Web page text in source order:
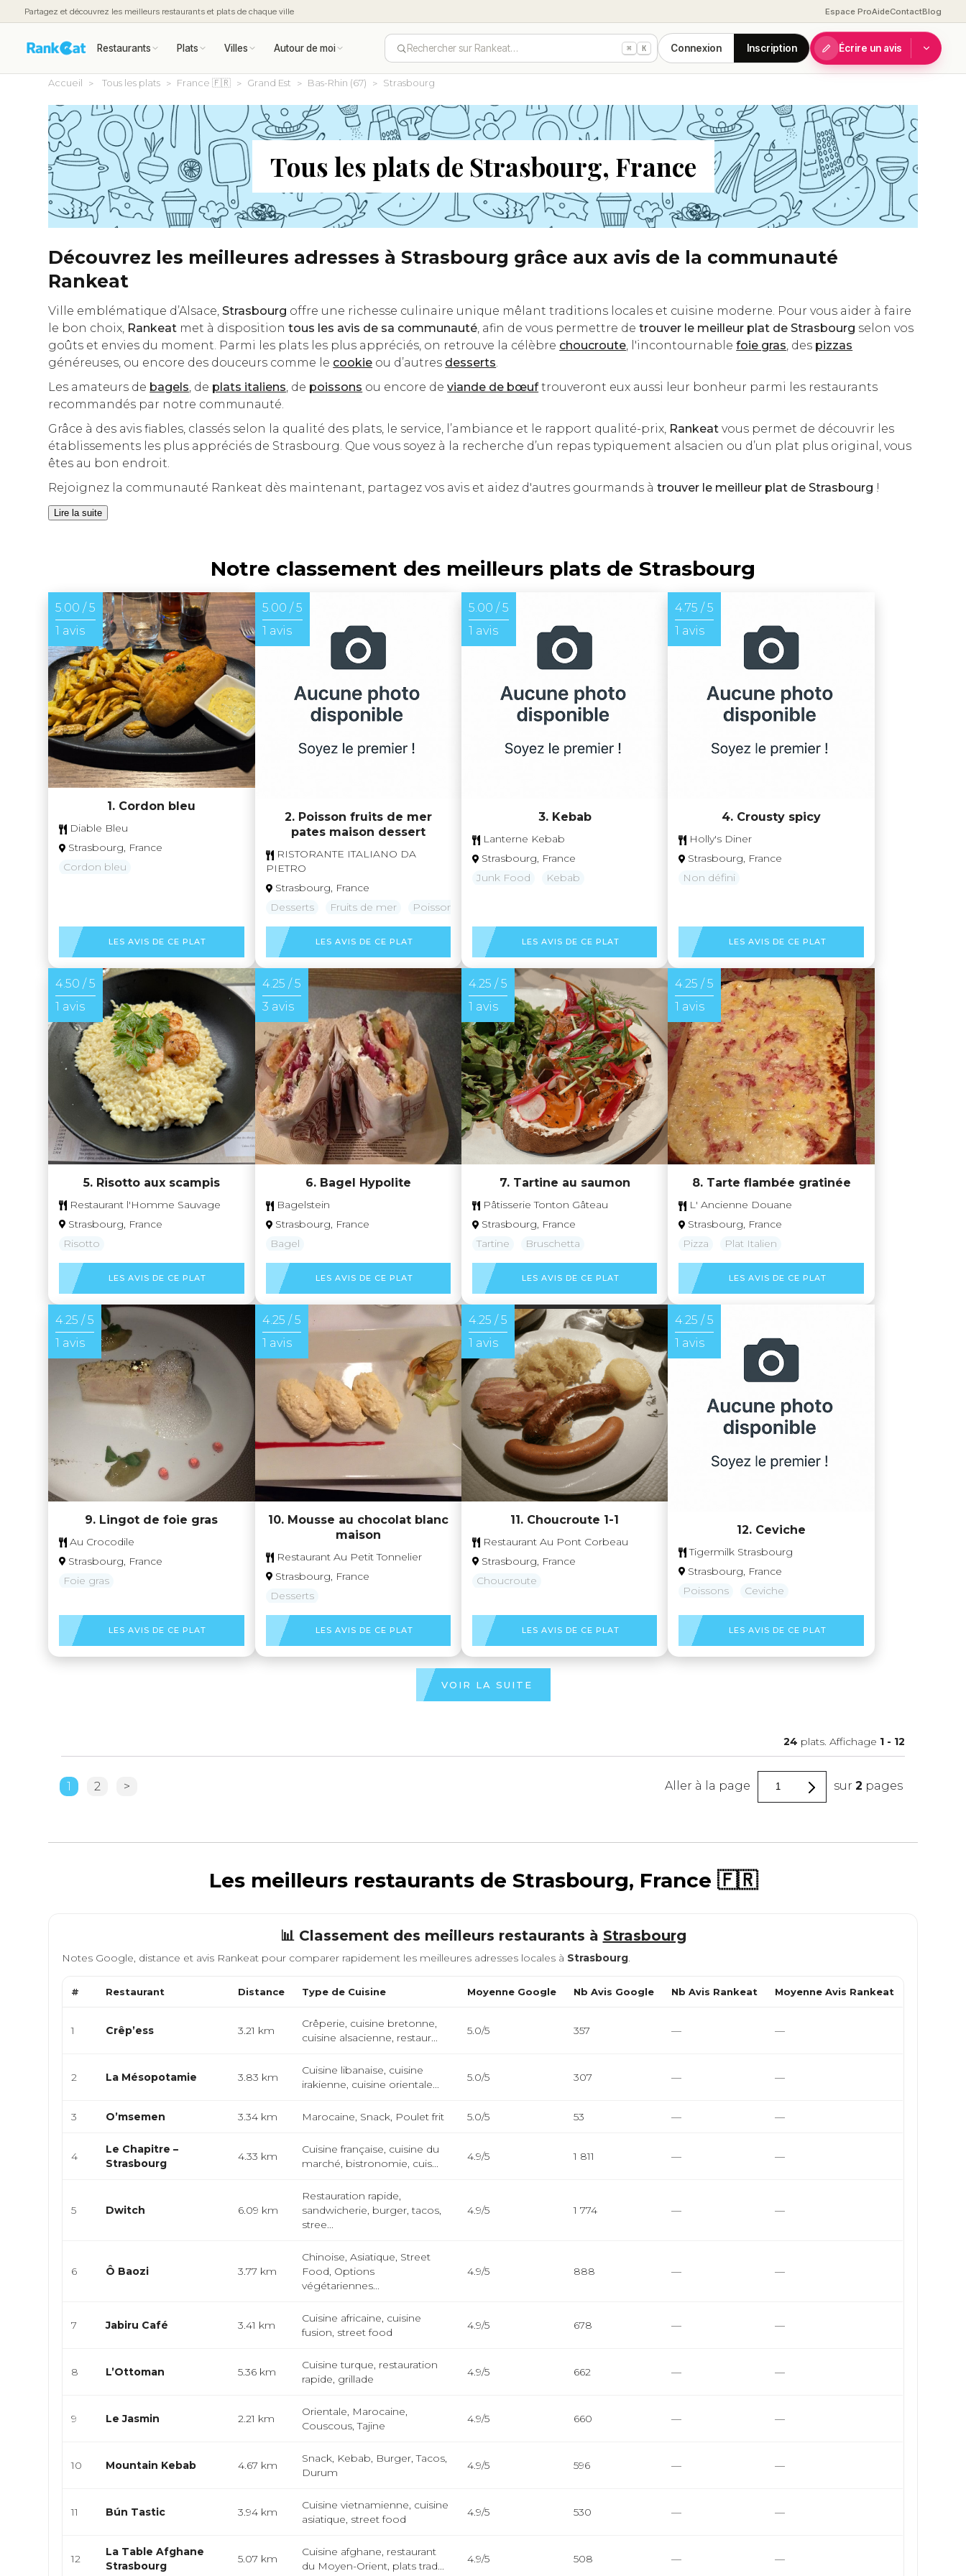
Partagez et découvrez les meilleurs restaurants et plats de chaque ville Espace ProAideContactBlog
Restaurants Plats Villes Autour de moi Rechercher sur Rankeat… ⌘ K Connexion Inscription Écrire un avis
Accueil Tous les plats France 🇫🇷 Grand Est Bas-Rhin (67) Strasbourg
Tous les plats de Strasbourg, France
Découvrez les meilleures adresses à Strasbourg grâce aux avis de la communauté
Rankeat
Ville emblématique d’Alsace,Strasbourg offre une richesse culinaire unique mêlant traditions locales et cuisine moderne. Pour vous aider à faire
le bon choix, Rankeat met à dispositiontous les avis de sa communauté, afin de vous permettre detrouver le meilleur plat de Strasbourg selon vos
goûts et envies du moment. Parmi les plats les plus appréciés, on retrouve la célèbre choucroute, l'incontournablefoie gras, des pizzas
généreuses, ou encore des douceurs comme le cookie ou d’autres desserts.
Les amateurs de bagels, de plats italiens, de poissons ou encore deviande de bœuftrouveront eux aussi leur bonheur parmi les restaurants
recommandés par notre communauté.
Grâce à des avis fiables, classés selon la qualité des plats, le service, l’ambiance et le rapport qualité-prix, Rankeat vous permet de découvrir les
établissements les plus appréciés de Strasbourg. Que vous soyez à la recherche d’un repas typiquement alsacien ou d’un plat plus original, vous
êtes au bon endroit.
Rejoignez la communauté Rankeat dès maintenant, partagez vos avis et aidez d'autres gourmands àtrouver le meilleur plat de Strasbourg !
Lire la suite
Notre classement des meilleurs plats de Strasbourg
5.00 / 5
1 avis
1. Cordon bleu
Diable Bleu
Strasbourg, France
Cordon bleu
LES AVIS DE CE PLAT
5.00 / 5
1 avis
2. Poisson fruits de mer
pates maison dessert
RISTORANTE ITALIANO DA
PIETRO
Strasbourg, France
Desserts
Fruits de mer Poissons
LES AVIS DE CE PLAT
5.00 / 5
1 avis
3. Kebab
Lanterne Kebab
Strasbourg, France
Junk Food
Kebab
LES AVIS DE CE PLAT
4.75 / 5
1 avis
4. Crousty spicy
Holly's Diner
Strasbourg, France
Non défini
LES AVIS DE CE PLAT
4.50 / 5
1 avis
5. Risotto aux scampis
Restaurant l'Homme Sauvage
Strasbourg, France
Risotto
LES AVIS DE CE PLAT
4.25 / 5
3 avis
6. Bagel Hypolite
Bagelstein
Strasbourg, France
Bagel
LES AVIS DE CE PLAT
4.25 / 5
1 avis
7. Tartine au saumon
Pâtisserie Tonton Gâteau
Strasbourg, France
Tartine
Bruschetta
LES AVIS DE CE PLAT
4.25 / 5
1 avis
8. Tarte flambée gratinée
L' Ancienne Douane
Strasbourg, France
Pizza
Plat Italien
LES AVIS DE CE PLAT
4.25 / 5
1 avis
9. Lingot de foie gras
Au Crocodile
Strasbourg, France
Foie gras
LES AVIS DE CE PLAT
4.25 / 5
1 avis
10. Mousse au chocolat blanc
maison
Restaurant Au Petit Tonnelier
Strasbourg, France
Desserts
LES AVIS DE CE PLAT
4.25 / 5
1 avis
11. Choucroute 1-1
Restaurant Au Pont Corbeau
Strasbourg, France
Choucroute
LES AVIS DE CE PLAT
4.25 / 5
1 avis
12. Ceviche
Tigermilk Strasbourg
Strasbourg, France
Poissons
Ceviche
LES AVIS DE CE PLAT
VOIR LA SUITE
24 plats. Affichage 1- 12
1 2 > Aller à la page sur2 pages
Les meilleurs restaurants de Strasbourg, France 🇫🇷
📊 Classement des meilleurs restaurants à Strasbourg
Notes Google, distance et avis Rankeat pour comparer rapidement les meilleures adresses locales à Strasbourg
# Restaurant Distance Type de Cuisine Moyenne Google Nb Avis Google Nb Avis Rankeat Moyenne Avis Rankeat
1 Crêp’ess 3.21 km
Crêperie, cuisine bretonne,
cuisine alsacienne, restaur...
5.0/5 357 — —
2 La Mésopotamie 3.83 km
Cuisine libanaise, cuisine
irakienne, cuisine orientale...
5.0/5 307 — —
3 O’msemen 3.34 km Marocaine, Snack, Poulet frit 5.0/5 53 — —
4
Le Chapitre –
Strasbourg
4.33 km
Cuisine française, cuisine du
marché, bistronomie, cuis...
4.9/5 1 811 — —
5 Dwitch 6.09 km
Restauration rapide,
sandwicherie, burger, tacos,
stree...
4.9/5 1 774 — —
6 Ô Baozi 3.77 km
Chinoise, Asiatique, Street
Food, Options
végétariennes...
4.9/5 888 — —
7 Jabiru Café 3.41 km
Cuisine africaine, cuisine
fusion, street food
4.9/5 678 — —
8 L’Ottoman 5.36 km
Cuisine turque, restauration
rapide, grillade
4.9/5 662 — —
9 Le Jasmin 2.21 km
Orientale, Marocaine,
Couscous, Tajine
4.9/5 660 — —
10 Mountain Kebab 4.67 km
Snack, Kebab, Burger, Tacos,
Durum
4.9/5 596 — —
11 Bún Tastic 3.94 km
Cuisine vietnamienne, cuisine
asiatique, street food
4.9/5 530 — —
12
La Table Afghane
Strasbourg
5.07 km
Cuisine afghane, restaurant
du Moyen-Orient, plats trad...
4.9/5 508 — —